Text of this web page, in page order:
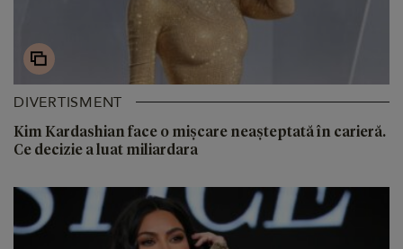
DIVERTISMENT
Kim Kardashian face o mișcare neașteptată în carieră.
Ce decizie a luat miliardara